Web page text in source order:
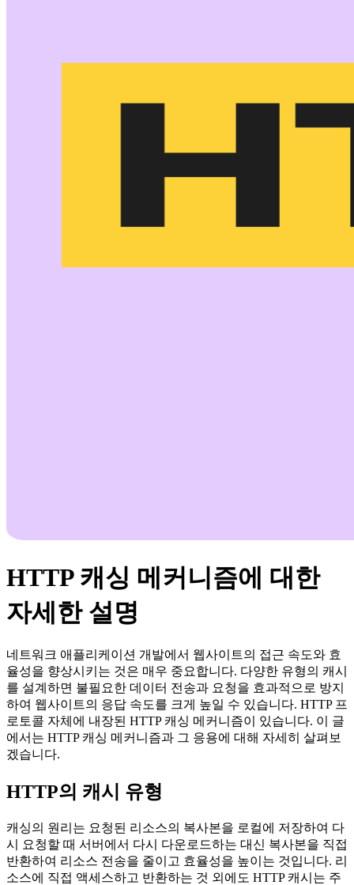
HTTP 캐싱 메커니즘에 대한
자세한 설명
네트워크 애플리케이션 개발에서 웹사이트의 접근 속도와 효
율성을 향상시키는 것은 매우 중요합니다. 다양한 유형의 캐시
를 설계하면 불필요한 데이터 전송과 요청을 효과적으로 방지
하여 웹사이트의 응답 속도를 크게 높일 수 있습니다. HTTP 프
로토콜 자체에 내장된 HTTP 캐싱 메커니즘이 있습니다. 이 글
에서는 HTTP 캐싱 메커니즘과 그 응용에 대해 자세히 살펴보
겠습니다.
HTTP의 캐시 유형
캐싱의 원리는 요청된 리소스의 복사본을 로컬에 저장하여 다
시 요청할 때 서버에서 다시 다운로드하는 대신 복사본을 직접
반환하여 리소스 전송을 줄이고 효율성을 높이는 것입니다. 리
소스에 직접 액세스하고 반환하는 것 외에도 HTTP 캐시는 주